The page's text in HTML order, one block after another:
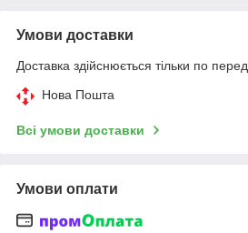
Умови доставки
Доставка здійснюється тільки по
Нова Пошта
Всі умови доставки
Умови оплати